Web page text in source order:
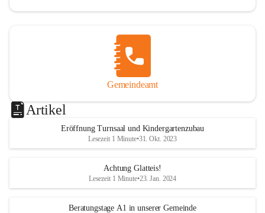
Gemeindeamt
Artikel
Eröffnung Turnsaal und Kindergartenzubau
Lesezeit 1 Minute•31. Okt. 2023
Achtung Glatteis!
Lesezeit 1 Minute•23. Jan. 2024
Beratungstage A1 in unserer Gemeinde